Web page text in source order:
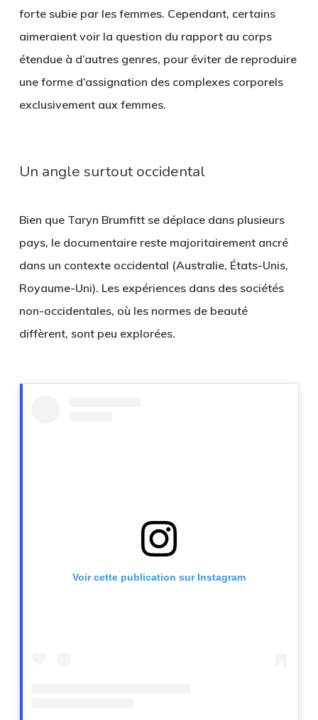
forte subie par les femmes. Cependant, certains
aimeraient voir la question du rapport au corps
étendue à d’autres genres, pour éviter de reproduire
une forme d’assignation des complexes corporels
exclusivement aux femmes.
Un angle surtout occidental
Bien que Taryn Brumfitt se déplace dans plusieurs
pays, le documentaire reste majoritairement ancré
dans un contexte occidental (Australie, États-Unis,
Royaume-Uni). Les expériences dans des sociétés
non-occidentales, où les normes de beauté
diffèrent, sont peu explorées.
Voir cette publication sur Instagram